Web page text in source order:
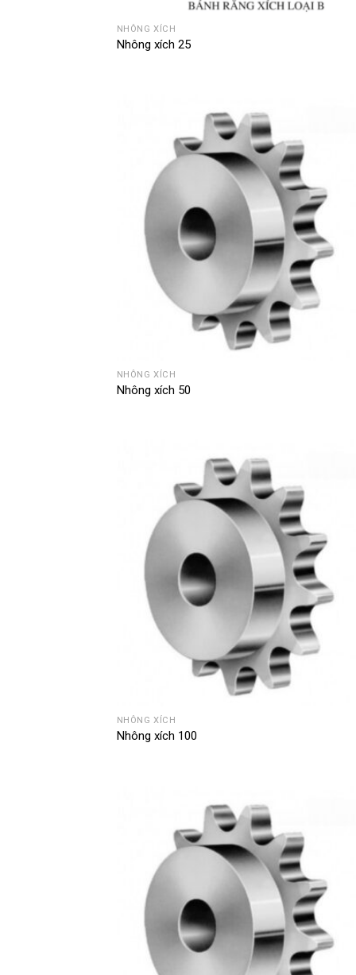
NHÔNG XÍCH
Nhông xích 25
NHÔNG XÍCH
Nhông xích 50
NHÔNG XÍCH
Nhông xích 100